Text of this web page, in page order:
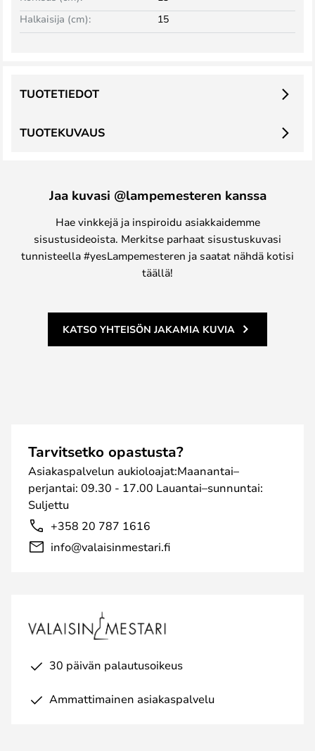
Halkaisija (cm):
15
TUOTEKUVAUS
TUOTETIEDOT
Jaa kuvasi @lampemesteren kanssa
Hae vinkkejä ja inspiroidu asiakkaidemme
sisustusideoista. Merkitse parhaat sisustuskuvasi
tunnisteella #yesLampemesteren ja saatat nähdä kotisi
täällä!
KATSO YHTEISÖN JAKAMIA KUVIA
Tarvitsetko opastusta?
Asiakaspalvelun aukioloajat:Maanantai–
perjantai: 09.30 - 17.00 Lauantai–sunnuntai:
Suljettu
+358 20 787 1616
info@valaisinmestari.fi
30 päivän palautusoikeus
Ammattimainen asiakaspalvelu